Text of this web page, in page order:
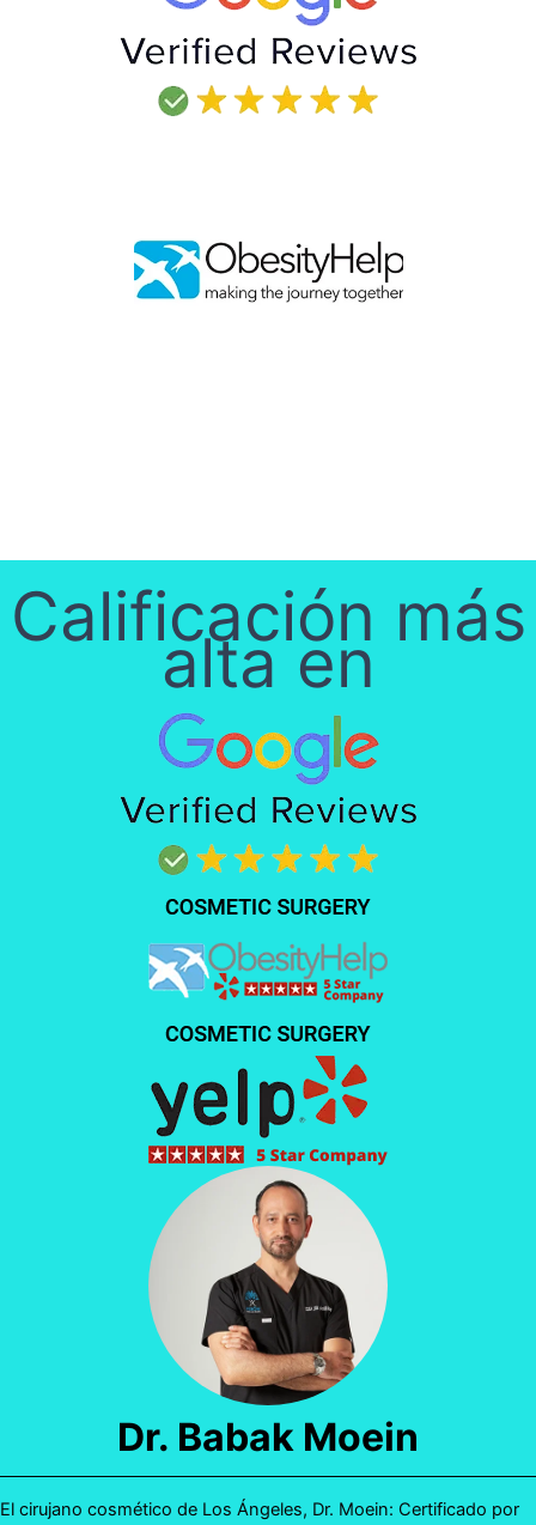
Calificación más
alta en
Dr. Babak Moein
El cirujano cosmético de Los Ángeles, Dr. Moein: Certificado por